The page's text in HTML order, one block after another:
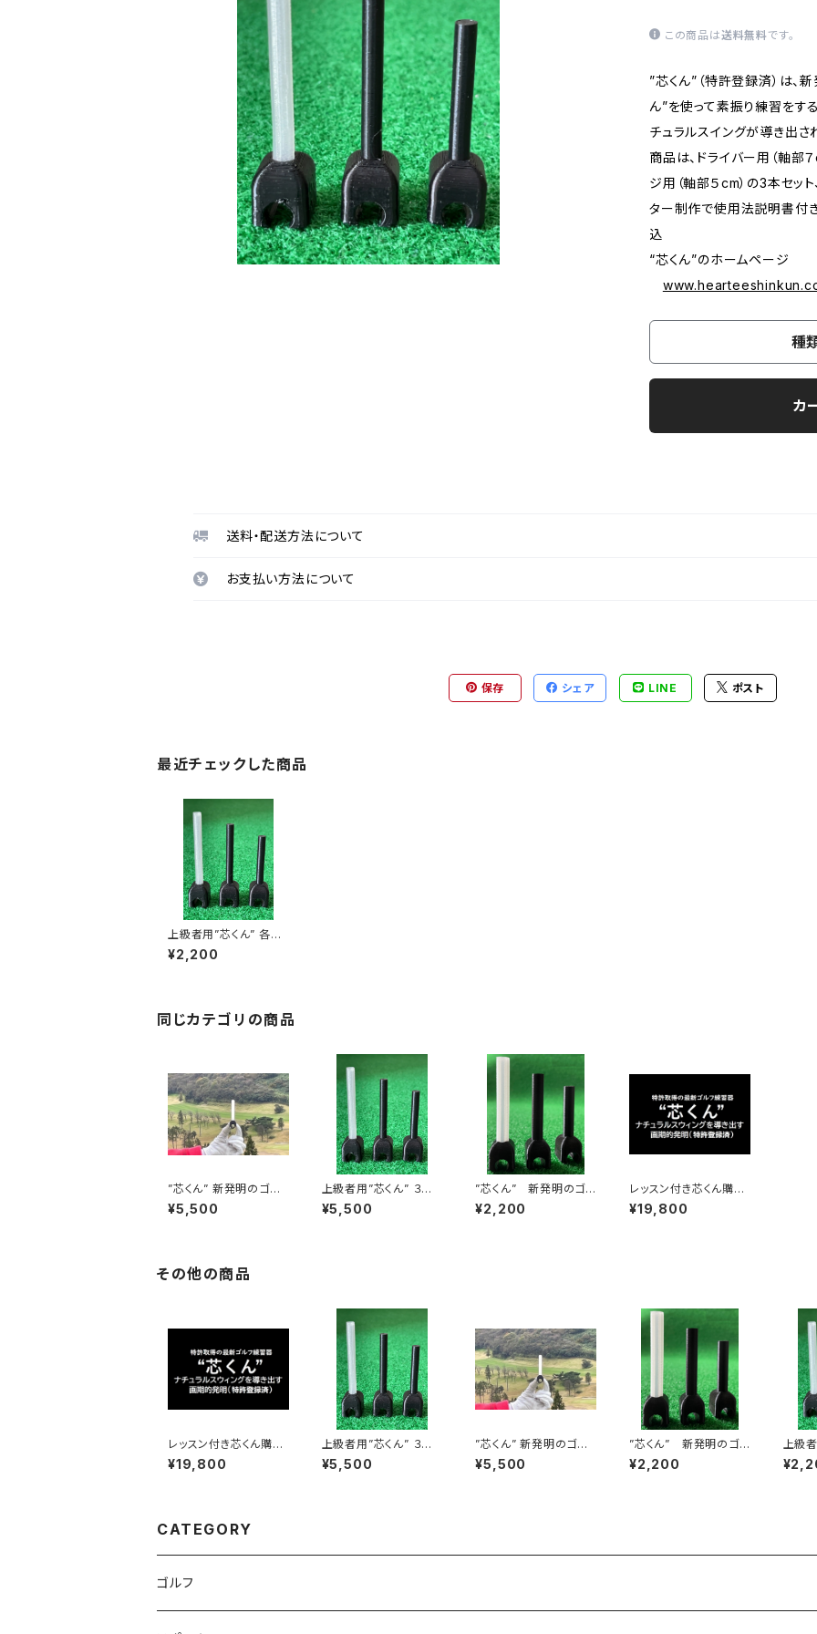
この商品は送料無料です。
”芯くん”（特許登録済）は、
ん”を使って素振り練習をす
チュラルスイングが導き出さ
商品は、ドライバー用（軸部７
ジ用（軸部５cm）の3本セッ
ター制作で使用法説明書付
“芯くん”のホームページ
種
カ
送料・配送方法について
お支払い方法について
保存 シェア LINE ポスト
最近チェックした商品
上級者用”芯くん” 各一
本(径7mm)
¥2,200
同じカテゴリの商品
”芯くん” 新発明のゴル
フ練習器具３本セット
(径10mm)
¥5,500
上級者用”芯くん” ３本
セット(径7mm)
¥5,500
”芯くん” 新発明のゴル
フ練習器具(径10mm)
¥2,200
レッスン付き芯くん購入
プラン (神奈川県平塚
市・茅ヶ崎市・厚木市・
¥19,800
その他の商品
レッスン付き芯くん購入
プラン (神奈川県平塚
市・茅ヶ崎市・厚木市・
¥19,800
上級者用”芯くん” ３本
セット(径7mm)
¥5,500
”芯くん” 新発明のゴル
フ練習器具３本セット
(径10mm)
¥5,500
”芯くん” 新発明のゴル
フ練習器具(径10mm)
¥2,200
上級者
本(径
CATEGORY
ゴルフ